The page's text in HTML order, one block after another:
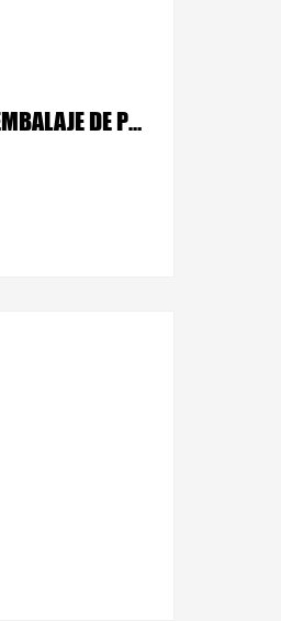
MOLDE DE CAJA DE EMBALAJE DE PET